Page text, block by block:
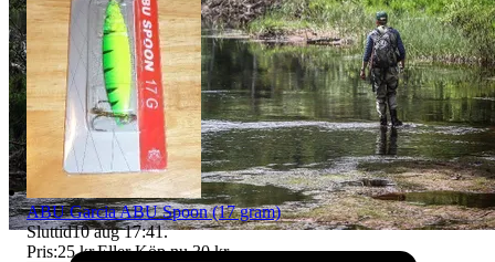
ABU Garcia ABU Spoon (17 gram)
Sluttid10 aug 17:41.
Pris:25 kr,Eller Köp nu 30 kr,.